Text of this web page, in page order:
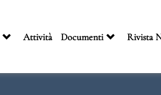
Attività Documenti Rivista